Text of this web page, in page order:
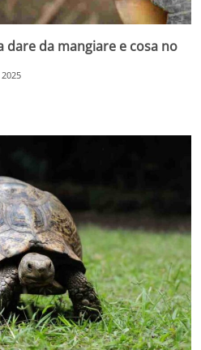
da mangiare e cosa no